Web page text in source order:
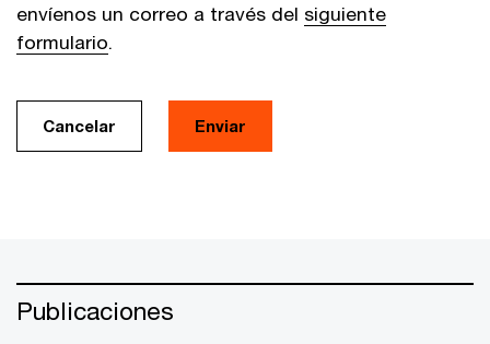
envíenos un correo a través del siguiente
formulario.
Cancelar Enviar
Publicaciones